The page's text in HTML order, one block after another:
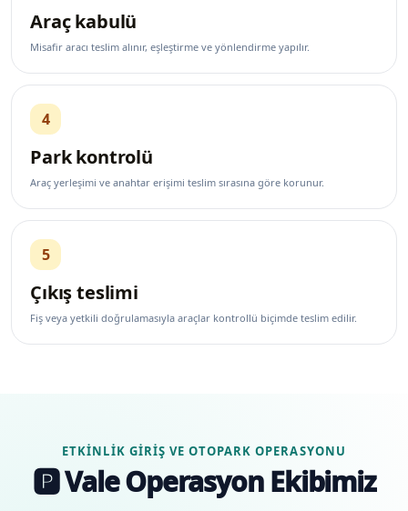
Araç kabulü
Misafir aracı teslim alınır, eşleştirme ve yönlendirme yapılır.
4
Park kontrolü
Araç yerleşimi ve anahtar erişimi teslim sırasına göre korunur.
5
Çıkış teslimi
Fiş veya yetkili doğrulamasıyla araçlar kontrollü biçimde teslim edilir.
ETKINLIK GIRIŞ VE OTOPARK OPERASYONU
🅿️ Vale Operasyon Ekibimiz